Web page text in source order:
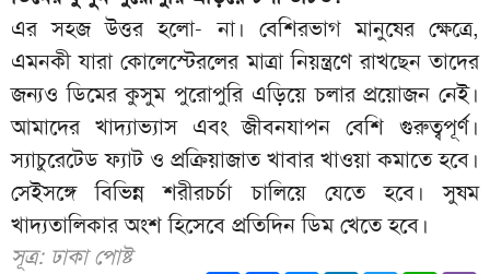
এর সহজ উত্তর হলো- ‌না‌। বেশিরভাগ মানুষের ক্ষেত্রে,
এমনকী যারা কোলেস্টেরলের মাত্রা নিয়ন্ত্রণে রাখছেন তাদের
জন্যও ডিমের কুসুম পুরোপুরি এড়িয়ে চলার প্রয়োজন নেই।
আমাদের খাদ্যাভ্যাস এবং জীবনযাপন বেশি গুরুত্বপূর্ণ।
স্যাচুরেটেড ফ্যাট ও প্রক্রিয়াজাত খাবার খাওয়া কমাতে হবে।
সেইসঙ্গে বিভিন্ন শরীরচর্চা চালিয়ে যেতে হবে। সুষম
খাদ্যতালিকার অংশ হিসেবে প্রতিদিন ডিম খেতে হবে।
সূত্র: ঢাকা পোষ্ট